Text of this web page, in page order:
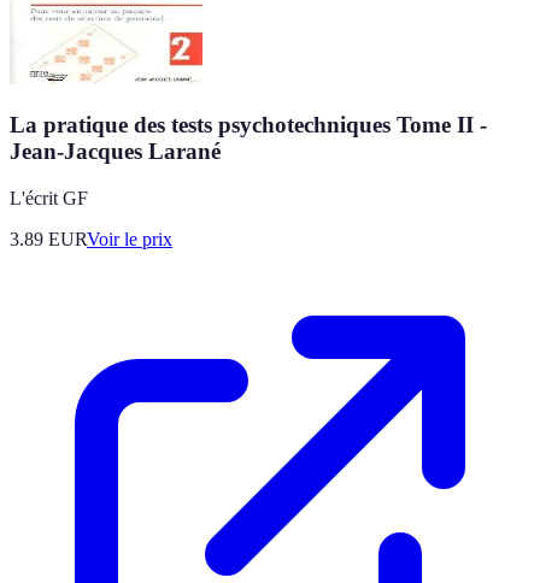
La pratique des tests psychotechniques Tome II -
Jean-Jacques Larané
L'écrit GF
3.89 EURVoir le prix